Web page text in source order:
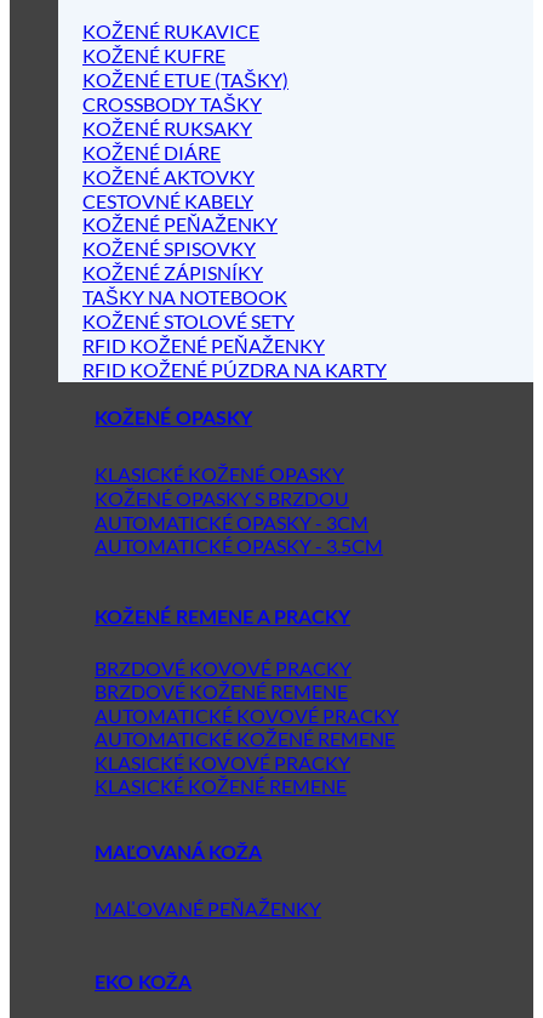
KOŽENÉ RUKAVICE
KOŽENÉ KUFRE
KOŽENÉ ETUE (TAŠKY)
CROSSBODY TAŠKY
KOŽENÉ RUKSAKY
KOŽENÉ DIÁRE
KOŽENÉ AKTOVKY
CESTOVNÉ KABELY
KOŽENÉ PEŇAŽENKY
KOŽENÉ SPISOVKY
KOŽENÉ ZÁPISNÍKY
TAŠKY NA NOTEBOOK
KOŽENÉ STOLOVÉ SETY
RFID KOŽENÉ PEŇAŽENKY
RFID KOŽENÉ PÚZDRA NA KARTY
KOŽENÉ OPASKY
KLASICKÉ KOŽENÉ OPASKY
KOŽENÉ OPASKY S BRZDOU
AUTOMATICKÉ OPASKY - 3CM
AUTOMATICKÉ OPASKY - 3.5CM
KOŽENÉ REMENE A PRACKY
BRZDOVÉ KOVOVÉ PRACKY
BRZDOVÉ KOŽENÉ REMENE
AUTOMATICKÉ KOVOVÉ PRACKY
AUTOMATICKÉ KOŽENÉ REMENE
KLASICKÉ KOVOVÉ PRACKY
KLASICKÉ KOŽENÉ REMENE
MAĽOVANÁ KOŽA
MAĽOVANÉ PEŇAŽENKY
EKO KOŽA